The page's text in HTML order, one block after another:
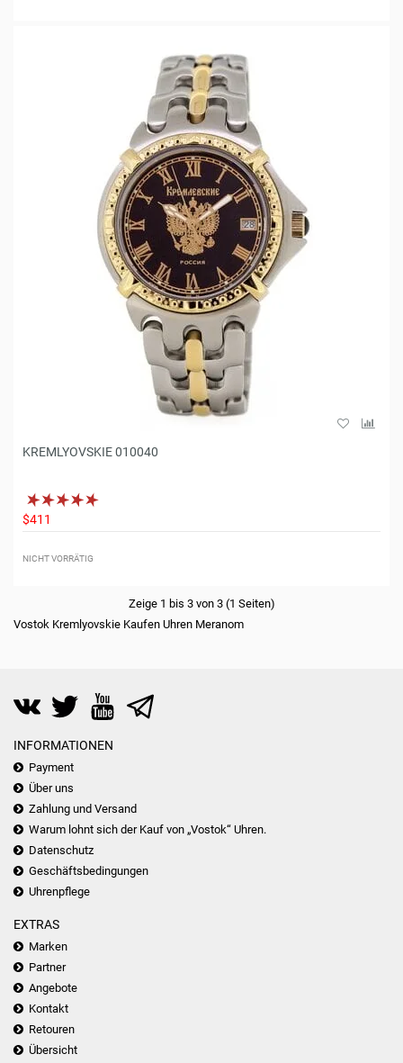
KREMLYOVSKIE 010040
$411
NICHT VORRÄTIG
Zeige 1 bis 3 von 3 (1 Seiten)
Vostok Kremlyovskie Kaufen Uhren Meranom
INFORMATIONEN
Payment
Über uns
Zahlung und Versand
Warum lohnt sich der Kauf von „Vostok“ Uhren.
Datenschutz
Geschäftsbedingungen
Uhrenpflege
EXTRAS
Marken
Partner
Angebote
Kontakt
Retouren
Übersicht